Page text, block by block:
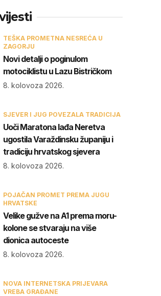
TEŠKA PROMETNA NESREĆA U
ZAGORJU
Novi detalji o poginulom
motociklistu u Lazu Bistričkom
8. kolovoza 2026.
SJEVER I JUG POVEZALA TRADICIJA
Uoči Maratona lađa Neretva
ugostila Varaždinsku županiju i
tradiciju hrvatskog sjevera
8. kolovoza 2026.
POJAČAN PROMET PREMA JUGU
HRVATSKE
Velike gužve na A1 prema moru-
kolone se stvaraju na više
dionica autoceste
8. kolovoza 2026.
NOVA INTERNETSKA PRIJEVARA
VREBA GRAĐANE